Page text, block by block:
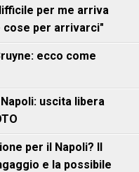
per me arriva
cose per arrivarci"
ecco come
uscita libera
per il Napoli? Il
e la possibile